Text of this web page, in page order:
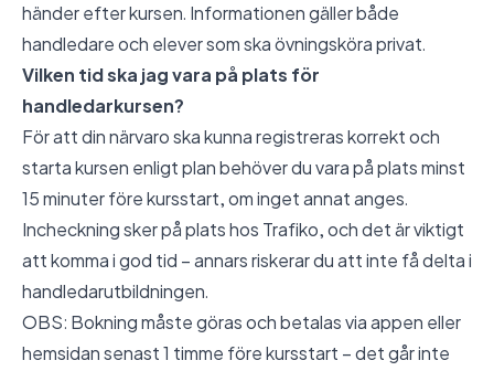
händer efter kursen. Informationen gäller både
handledare och elever som ska övningsköra privat.
Vilken tid ska jag vara på plats för
handledarkursen?
För att din närvaro ska kunna registreras korrekt och
starta kursen enligt plan behöver du vara på plats minst
15 minuter före kursstart, om inget annat anges.
Incheckning sker på plats hos Trafiko, och det är viktigt
att komma i god tid – annars riskerar du att inte få delta i
handledarutbildningen.
OBS: Bokning måste göras och betalas via appen eller
hemsidan senast 1 timme före kursstart – det går inte